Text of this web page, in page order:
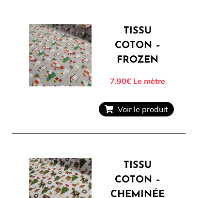
TISSU
COTON –
FROZEN
7.90€Le mètre
Voir le produit
TISSU
COTON –
CHEMINÉE